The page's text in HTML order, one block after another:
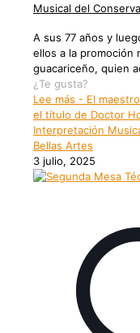
Musical del
A sus 77 años y
ellos a la promoción
guacariceño, quien
¿Te gusta?
Lee más - El
el título de Doctor
Interpretación
Bellas Artes
3 julio, 2025